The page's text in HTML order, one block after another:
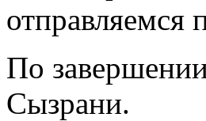
отправляемся
По
Сызрани.